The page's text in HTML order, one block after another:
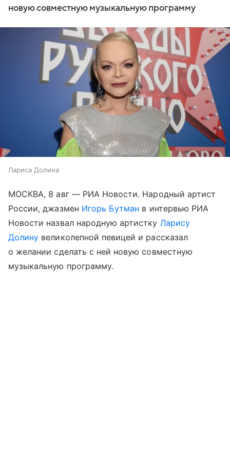
новую совместную музыкальную программу
Лариса Долина
МОСКВА, 8 авг — РИА Новости. Народный артист
России, джазмен Игорь Бутман в интервью РИА
Новости назвал народную артистку Ларису
Долину великолепной певицей и рассказал
о желании сделать с ней новую совместную
музыкальную программу.